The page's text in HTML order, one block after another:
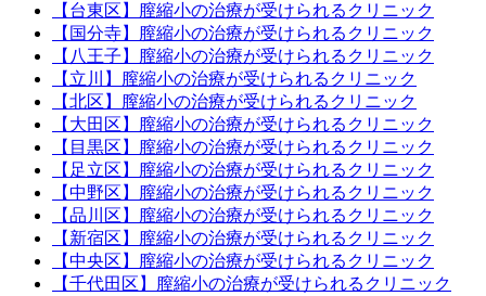
【台東区】膣縮小の治療が受けられるクリニック
【国分寺】膣縮小の治療が受けられるクリニック
【八王子】膣縮小の治療が受けられるクリニック
【立川】膣縮小の治療が受けられるクリニック
【北区】膣縮小の治療が受けられるクリニック
【大田区】膣縮小の治療が受けられるクリニック
【目黒区】膣縮小の治療が受けられるクリニック
【足立区】膣縮小の治療が受けられるクリニック
【中野区】膣縮小の治療が受けられるクリニック
【品川区】膣縮小の治療が受けられるクリニック
【新宿区】膣縮小の治療が受けられるクリニック
【中央区】膣縮小の治療が受けられるクリニック
【千代田区】膣縮小の治療が受けられるクリニック